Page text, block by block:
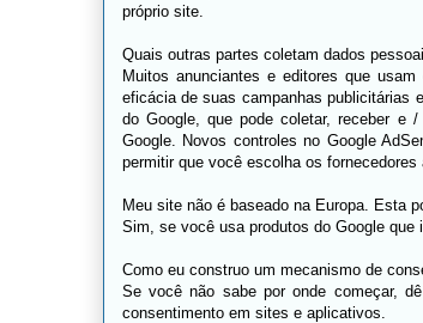
próprio site.
Quais outras partes coletam dados
Muitos anunciantes e editores que
eficácia de suas campanhas publicitárias
do Google, que pode coletar, receber e
Google. Novos controles no Google
permitir que você escolha os
Meu site não é baseado na Europa. Esta
Sim, se você usa produtos do Google
Como eu construo um mecanismo de
Se você não sabe por onde começar,
consentimento em sites e aplicativos.